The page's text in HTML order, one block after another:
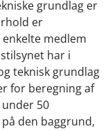
grundlag er
er
medlem
har i
teknisk grundlag
for beregning af
50
den baggrund,